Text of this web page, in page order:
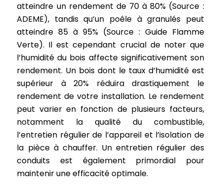
atteindre un rendement de 70 à 80% (Source :
ADEME), tandis qu’un poêle à granulés peut
atteindre 85 à 95% (Source : Guide Flamme
Verte). Il est cependant crucial de noter que
l’humidité du bois affecte significativement son
rendement. Un bois dont le taux d’humidité est
supérieur à 20% réduira drastiquement le
rendement de votre installation. Le rendement
peut varier en fonction de plusieurs facteurs,
notamment la qualité du combustible,
l’entretien régulier de l’appareil et l’isolation de
la pièce à chauffer. Un entretien régulier des
conduits est également primordial pour
maintenir une efficacité optimale.